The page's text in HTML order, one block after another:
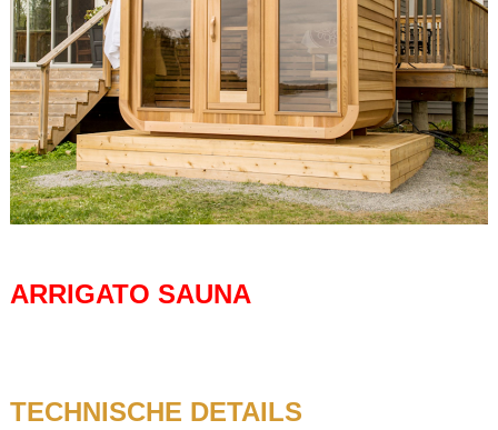
ARRIGATO SAUNA
TECHNISCHE DETAILS